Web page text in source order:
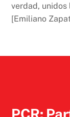
verdad, unidos
[Emiliano